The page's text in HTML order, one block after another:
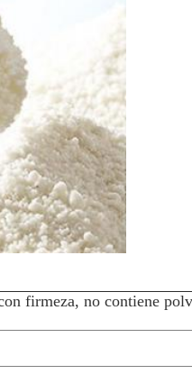
firmeza, no contiene